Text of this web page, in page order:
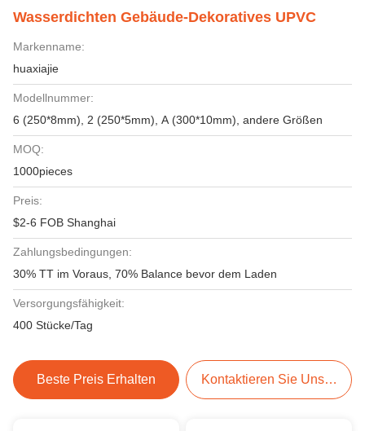
Wasserdichten Gebäude-Dekoratives UPVC
Markenname:
huaxiajie
Modellnummer:
6 (250*8mm), 2 (250*5mm), A (300*10mm), andere Größen
MOQ:
1000pieces
Preis:
$2-6 FOB Shanghai
Zahlungsbedingungen:
30% TT im Voraus, 70% Balance bevor dem Laden
Versorgungsfähigkeit:
400 Stücke/Tag
Beste Preis Erhalten Kontaktieren Sie Uns Jetzt